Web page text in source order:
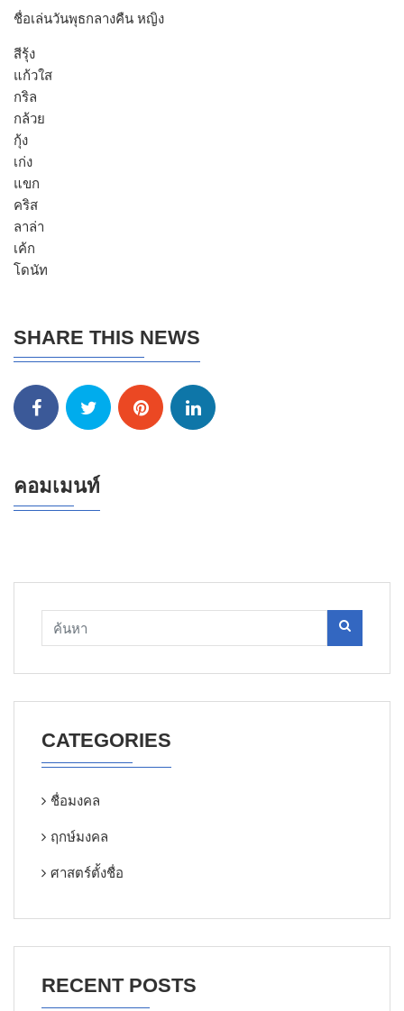
ชื่อเล่นวันพุธกลางคืน หญิง
สีรุ้ง
แก้วใส
กริล
กล้วย
กุ้ง
เก่ง
แขก
คริส
ลาล่า
เค้ก
โดนัท
SHARE THIS NEWS
คอมเมนท์
CATEGORIES
ชื่อมงคล
ฤกษ์มงคล
ศาสตร์ตั้งชื่อ
RECENT POSTS